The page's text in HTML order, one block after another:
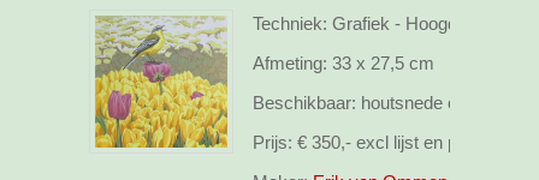
Techniek: Grafiek - Hoogdruk,
Afmeting: 33 x 27,5 cm
Beschikbaar: houtsnede opl.28
Prijs: € 350,- excl lijst en pp